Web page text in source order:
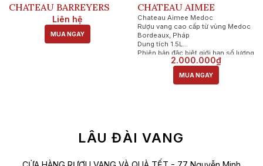
CHATEAU BARREYERS
Liên hệ
MUA NGAY
CHATEAU AIMEE
Chateau Aimee Medoc
Rượu vang cao cấp từ vùng Medoc
Bordeaux, Pháp
Dung tích 1.5L
Phiên bản đặc biệt giới hạn số lượng
2.000.000₫
MUA NGAY
LÂU ĐÀI VANG